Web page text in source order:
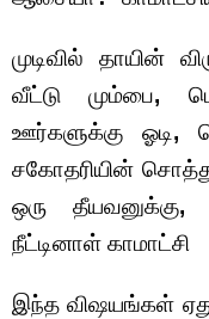
முடிவில் தாயின்
வீட்டு மும்பை,
ஊர்களுக்கு ஓடி,
சகோதரியின்
ஒரு தீயவனுக்கு,
நீட்டினாள் காமாட்சி
இந்த விஷயங்கள்